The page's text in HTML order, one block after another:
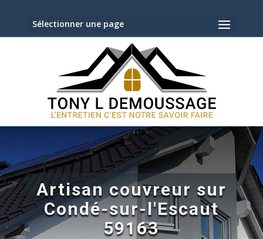
Sélectionner une page
Artisan couvreur sur
Condé-sur-l'Escaut
59163